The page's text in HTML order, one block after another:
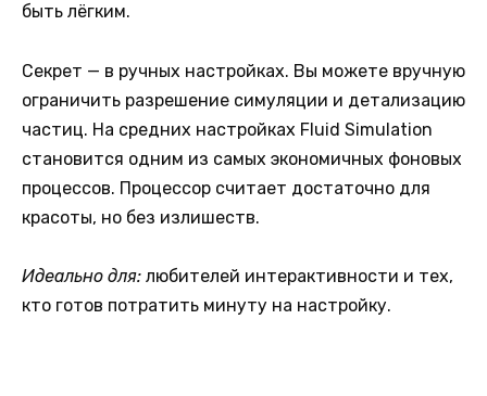
быть лёгким.
Секрет — в ручных настройках. Вы можете вручную
ограничить разрешение симуляции и детализацию
частиц. На средних настройках Fluid Simulation
становится одним из самых экономичных фоновых
процессов. Процессор считает достаточно для
красоты, но без излишеств.
Идеально для: любителей интерактивности и тех,
кто готов потратить минуту на настройку.